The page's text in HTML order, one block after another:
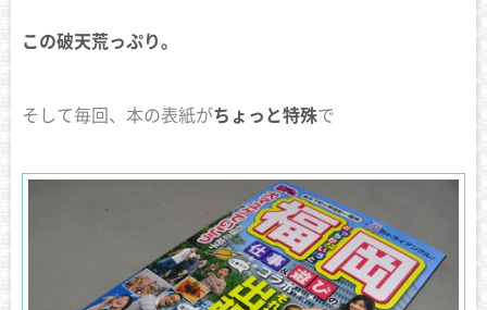
この破天荒っぷり。
そして毎回、本の表紙がちょっと特殊で